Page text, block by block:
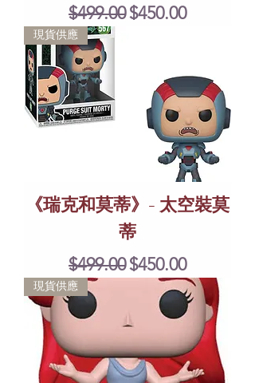
Regular Price
$499.00Sale Price
$450.00
現貨供應
《瑞克和莫蒂》- 太空裝莫
蒂
Regular Price
$499.00Sale Price
$450.00
現貨供應